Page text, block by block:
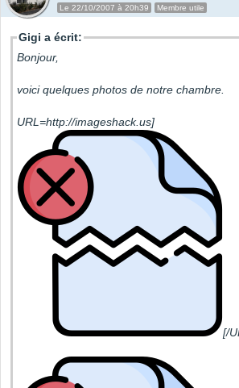
Le 22/10/2007 à 20h39 Membre utile
Gigi a écrit:
Bonjour,
voici quelques photos de notre chambre.
URL=http://imageshack.us]
[/